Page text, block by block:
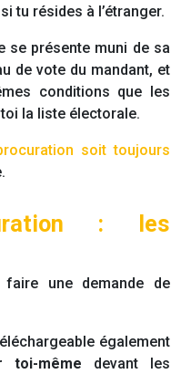
tu résides à l’étranger.
se présente muni de sa
de vote du mandant, et
conditions que les
la liste électorale.
soit toujours
: les
une demande de
également
toi-même devant les